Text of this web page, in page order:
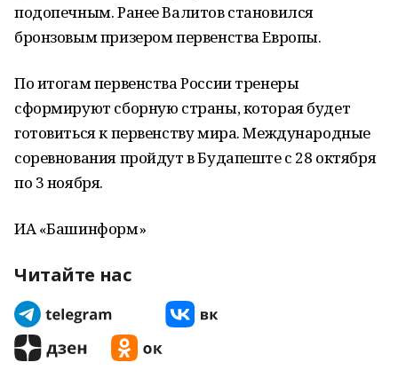
подопечным. Ранее Валитов становился
бронзовым призером первенства Европы.
По итогам первенства России тренеры
сформируют сборную страны, которая будет
готовиться к первенству мира. Международные
соревнования пройдут в Будапеште с 28 октября
по 3 ноября.
ИА «Башинформ»
Читайте нас